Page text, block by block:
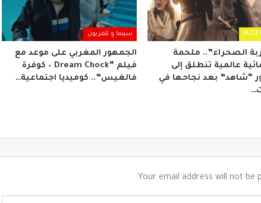
BUZZ
الصحراء”.. ملحمة
عالمية تنطلق إلى
“شاهد” بعد نجاحها في
سينما و تلفزيون
الجمهور المغربي على موعد مع
فيلم “Dream Chock – كوفرة
فالغيس”.. كوميديا اجتماعية…
Your email address will not be